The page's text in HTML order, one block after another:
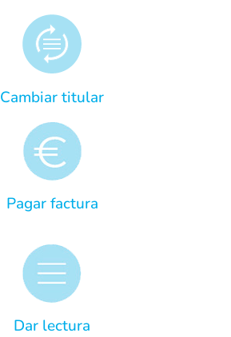
Cambiar titular
Pagar factura
Dar lectura